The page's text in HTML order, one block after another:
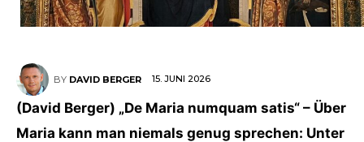
BY DAVID BERGER 15. JUNI 2026
(David Berger) „De Maria numquam satis“ – Über
Maria kann man niemals genug sprechen: Unter